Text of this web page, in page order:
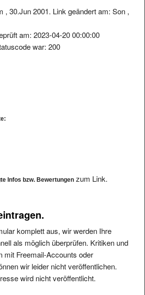
, 30.Jun 2001. Link geändert am: Son ,
am: 2023-04-20 00:00:00
war: 200
Infos bzw. Bewertungen zum Link.
komplett aus, wir werden Ihre
als möglich überprüfen. Kritiken und
mit Freemail-Accounts oder
wir leider nicht veröffentlichen.
wird nicht veröffentlicht.